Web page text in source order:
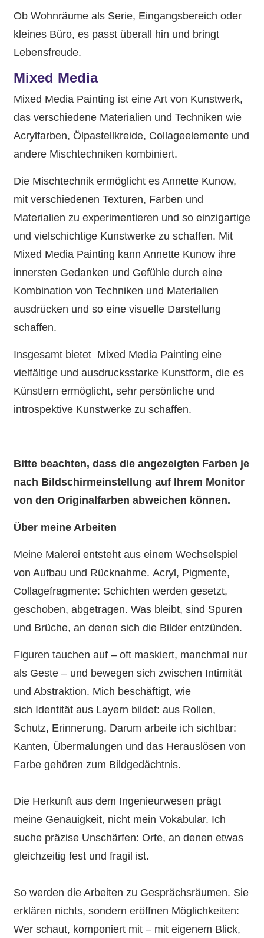
Ob Wohnräume als Serie, Eingangsbereich oder
kleines Büro, es passt überall hin und bringt
Lebensfreude.
Mixed Media
Mixed Media Painting ist eine Art von Kunstwerk,
das verschiedene Materialien und Techniken wie
Acrylfarben, Ölpastellkreide, Collageelemente und
andere Mischtechniken kombiniert.
Die Mischtechnik ermöglicht es Annette Kunow,
mit verschiedenen Texturen, Farben und
Materialien zu experimentieren und so einzigartige
und vielschichtige Kunstwerke zu schaffen. Mit
Mixed Media Painting kann Annette Kunow ihre
innersten Gedanken und Gefühle durch eine
Kombination von Techniken und Materialien
ausdrücken und so eine visuelle Darstellung
schaffen.
Insgesamt bietet Mixed Media Painting eine
vielfältige und ausdrucksstarke Kunstform, die es
Künstlern ermöglicht, sehr persönliche und
introspektive Kunstwerke zu schaffen.
Bitte beachten, dass die angezeigten Farben je
nach Bildschirmeinstellung auf Ihrem Monitor
von den Originalfarben abweichen können.
Über meine Arbeiten
Meine Malerei entsteht aus einem Wechselspiel
von Aufbau und Rücknahme. Acryl, Pigmente,
Collagefragmente: Schichten werden gesetzt,
geschoben, abgetragen. Was bleibt, sind Spuren
und Brüche, an denen sich die Bilder entzünden.
Figuren tauchen auf – oft maskiert, manchmal nur
als Geste – und bewegen sich zwischen Intimität
und Abstraktion. Mich beschäftigt, wie
sich Identität aus Layern bildet: aus Rollen,
Schutz, Erinnerung. Darum arbeite ich sichtbar:
Kanten, Übermalungen und das Herauslösen von
Farbe gehören zum Bildgedächtnis.
Die Herkunft aus dem Ingenieurwesen prägt
meine Genauigkeit, nicht mein Vokabular. Ich
suche präzise Unschärfen: Orte, an denen etwas
gleichzeitig fest und fragil ist.
So werden die Arbeiten zu Gesprächsräumen. Sie
erklären nichts, sondern eröffnen Möglichkeiten:
Wer schaut, komponiert mit – mit eigenem Blick,